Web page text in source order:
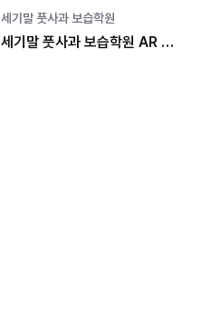
세기말 풋사과 보습학원
세기말 풋사과 보습학원 AR 포토카드 & 앨범세트